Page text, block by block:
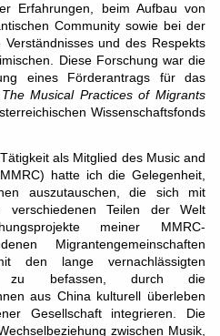
Erfahrungen, beim Aufbau von
Community sowie bei der
und des Respekts
Diese Forschung war die
eines Förderantrags für das
The Musical Practices of Migrants
Wissenschaftsfonds
als Mitglied des Music and
hatte ich die Gelegenheit,
auszutauschen, die sich mit
verschiedenen Teilen der Welt
meiner MMRC-
Migrantengemeinschaften
den lange vernachlässigten
zu befassen, durch die
aus China kulturell überleben
Gesellschaft integrieren. Die
zwischen Musik,